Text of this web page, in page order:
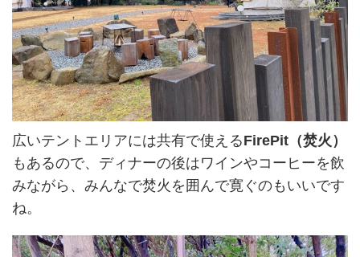
広いテントエリアには共有で使えるFirePit（焚火）
もあるので、ディナーの後はワインやコーヒーを飲
みながら、みんなで焚火を囲んで寛ぐのもいいです
ね。